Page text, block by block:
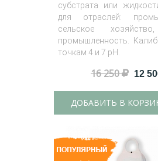
субстрата или
для отраслей:
сельское
промышленность.
точкам 4 и 7 pH.
16 250 12
ДОБАВИТЬ В